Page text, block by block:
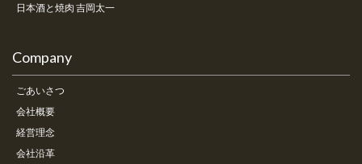
日本酒と焼肉 吉岡太一
Company
ごあいさつ
会社概要
経営理念
会社沿革